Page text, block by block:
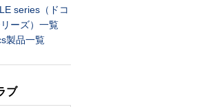
series（ドコ
ーズ）一覧
製品一覧
ブ